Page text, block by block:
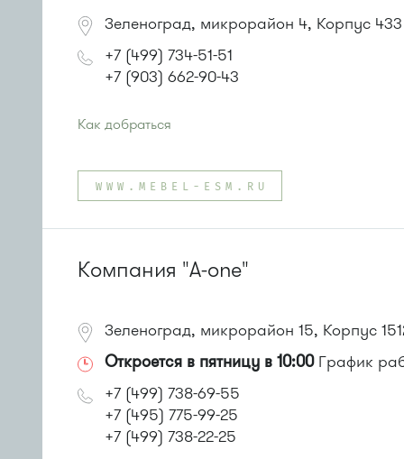
Зеленоград, микрорайон 4, Корпус 433
+7 (499) 734-51-51
+7 (903) 662-90-43
Как добраться
Автобусы № 400, 400э
или до остановки"Дом быта"
WWW.MEBEL-ESM.RU
Компания "A-one"
Зеленоград, микрорайон 15, Корпус
Откроется в пятницу в 10:00График
+7 (499) 738-69-55
+7 (495) 775-99-25
+7 (499) 738-22-25